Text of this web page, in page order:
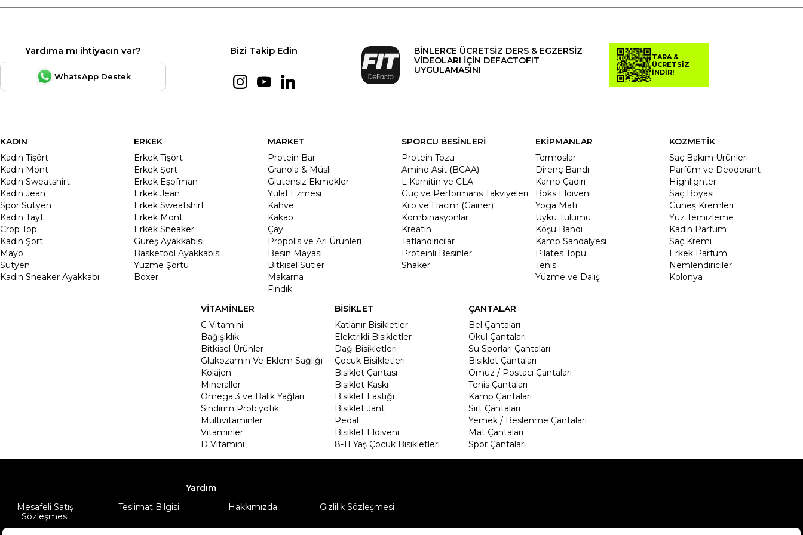
Yardıma mı ihtiyacın var?
WhatsApp Destek
Bizi Takip Edin
BİNLERCE ÜCRETSİZ DERS & EGZERSİZ
VİDEOLARI İÇİN DEFACTOFIT
UYGULAMASINI
TARA &
ÜCRETSİZ
İNDİR!
KADIN
Kadın Tişört
Kadın Mont
Kadın Sweatshirt
Kadın Jean
Spor Sütyen
Kadın Tayt
Crop Top
Kadin Şort
Mayo
Sütyen
Kadın Sneaker Ayakkabı
ERKEK
Erkek Tişört
Erkek Şort
Erkek Eşofman
Erkek Jean
Erkek Sweatshirt
Erkek Mont
Erkek Sneaker
Güreş Ayakkabısı
Basketbol Ayakkabısı
Yüzme Şortu
Boxer
MARKET
Protein Bar
Granola & Müsli
Glutensiz Ekmekler
Yulaf Ezmesi
Kahve
Kakao
Çay
Propolis ve Arı Ürünleri
Besin Mayası
Bitkisel Sütler
Makarna
Fındık
SPORCU BESİNLERİ
Protein Tozu
Amino Asit (BCAA)
L Karnitin ve CLA
Güç ve Performans Takviyeleri
Kilo ve Hacim (Gainer)
Kombinasyonlar
Kreatin
Tatlandırıcılar
Proteinli Besinler
Shaker
EKİPMANLAR
Termoslar
Direnç Bandı
Kamp Çadırı
Boks Eldiveni
Yoga Matı
Uyku Tulumu
Koşu Bandı
Kamp Sandalyesi
Pilates Topu
Tenis
Yüzme ve Dalış
KOZMETİK
Saç Bakım Ürünleri
Parfüm ve Deodorant
Highlighter
Saç Boyası
Güneş Kremleri
Yüz Temizleme
Kadın Parfüm
Saç Kremi
Erkek Parfüm
Nemlendiriciler
Kolonya
VİTAMİNLER
C Vitamini
Bağışıklık
Bitkisel Ürünler
Glukozamin Ve Eklem Sağlığı
Kolajen
Mineraller
Omega 3 ve Balık Yağları
Sindirim Probiyotik
Multivitaminler
Vitaminler
D Vitamini
BİSİKLET
Katlanır Bisikletler
Elektrikli Bisikletler
Dağ Bisikletleri
Çocuk Bisikletleri
Bisiklet Çantası
Bisiklet Kaskı
Bisiklet Lastiği
Bisiklet Jant
Pedal
Bisiklet Eldiveni
8-11 Yaş Çocuk Bisikletleri
ÇANTALAR
Bel Çantaları
Okul Çantaları
Su Sporları Çantaları
Bisiklet Çantaları
Omuz / Postacı Çantaları
Tenis Çantaları
Kamp Çantaları
Sırt Çantaları
Yemek / Beslenme Çantaları
Mat Çantaları
Spor Çantaları
Yardım
Mesafeli Satış
Sözleşmesi
Teslimat Bilgisi Hakkımızda Gizlilik Sözleşmesi